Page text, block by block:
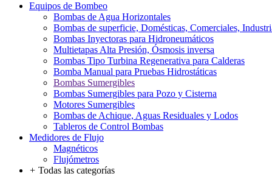
Equipos de Bombeo
Bombas de Agua Horizontales
Bombas de superficie, Domésticas, Comerciales,
Bombas Inyectoras para Hidroneumáticos
Multietapas Alta Presión, Ósmosis inversa
Bombas Tipo Turbina Regenerativa para Calderas
Bomba Manual para Pruebas Hidrostáticas
Bombas Sumergibles
Bombas Sumergibles para Pozo y Cisterna
Motores Sumergibles
Bombas de Achique, Aguas Residuales y Lodos
Tableros de Control Bombas
Medidores de Flujo
Magnéticos
Flujómetros
+ Todas las categorías